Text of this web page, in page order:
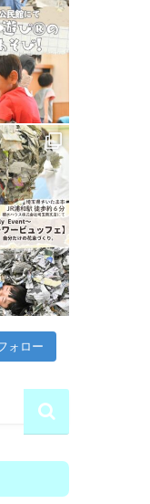
ォロー